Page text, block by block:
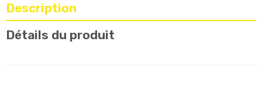
Description
Détails du produit